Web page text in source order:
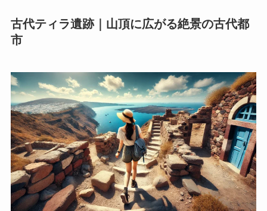
古代ティラ遺跡｜山頂に広がる絶景の古代都
市